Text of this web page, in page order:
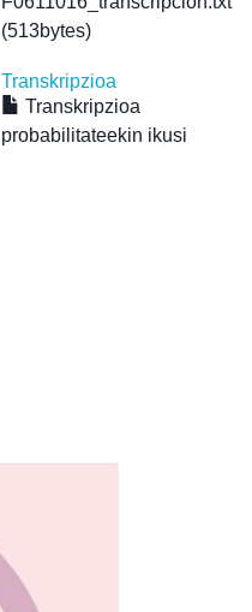
(513bytes)
Transkripzioa
Transkripzioa
probabilitateekin ikusi